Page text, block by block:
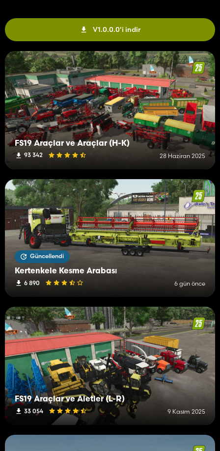
V1.0.0.0'i indir
FS19 Araçlar ve Araçlar (H-K)
93 342 28 Haziran 2025
Güncellendi
Kertenkele Kesme Arabası
6 890 6 gün önce
FS19 Araçlar ve Aletler (L-R)
33 054 9 Kasım 2025